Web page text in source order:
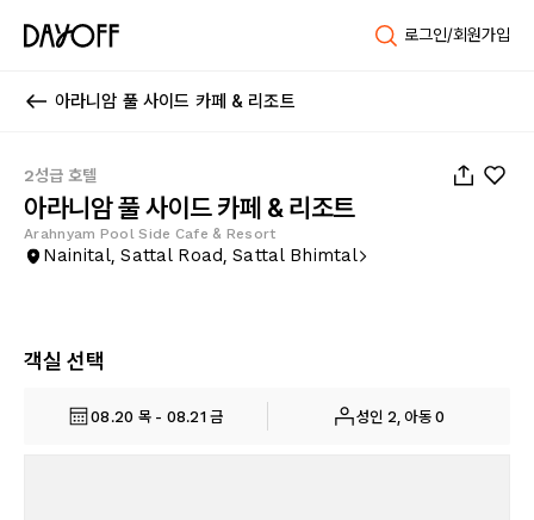
로그인/회원가입
아라니암 풀 사이드 카페 & 리조트
2성급 호텔
아라니암 풀 사이드 카페 & 리조트
Arahnyam Pool Side Cafe & Resort
Nainital, Sattal Road, Sattal Bhimtal
객실 선택
08.20 목 - 08.21 금 성인 2, 아동 0